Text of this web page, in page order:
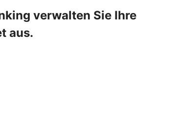
verwalten Sie Ihre
aus.